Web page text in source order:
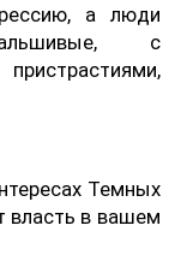
а люди
с
Темных
власть в вашем